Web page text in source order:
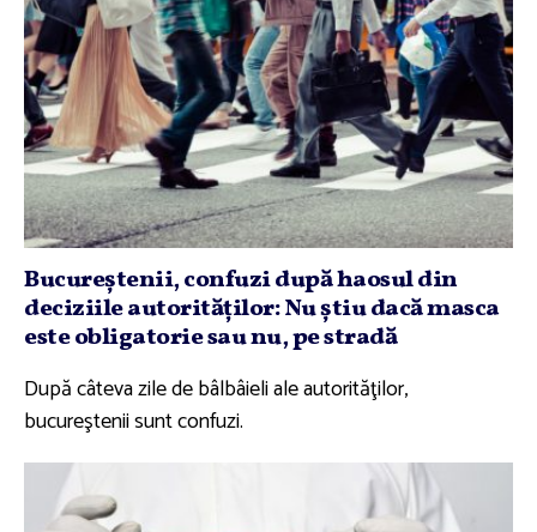
Bucureştenii, confuzi după haosul din
deciziile autorităţilor: Nu ştiu dacă masca
este obligatorie sau nu, pe stradă
După câteva zile de bâlbâieli ale autorităţilor,
bucureştenii sunt confuzi.